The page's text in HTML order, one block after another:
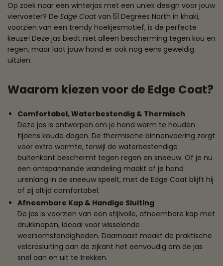
Op zoek naar een winterjas met een uniek design voor jouw
viervoeter? De Edge Coat van 51 Degrees North in khaki,
voorzien van een trendy hoekjesmotief, is de perfecte
keuze! Deze jas biedt niet alleen bescherming tegen kou en
regen, maar laat jouw hond er ook nog eens geweldig
uitzien.
Waarom kiezen voor de Edge Coat?
Comfortabel, Waterbestendig & Thermisch
Deze jas is ontworpen om je hond warm te houden
tijdens koude dagen. De thermische binnenvoering zorgt
voor extra warmte, terwijl de waterbestendige
buitenkant beschermt tegen regen en sneeuw. Of je nu
een ontspannende wandeling maakt of je hond
urenlang in de sneeuw speelt, met de Edge Coat blijft hij
of zij altijd comfortabel.
Afneembare Kap & Handige Sluiting
De jas is voorzien van een stijlvolle, afneembare kap met
drukknopen, ideaal voor wisselende
weersomstandigheden. Daarnaast maakt de praktische
velcrosluiting aan de zijkant het eenvoudig om de jas
snel aan en uit te trekken.